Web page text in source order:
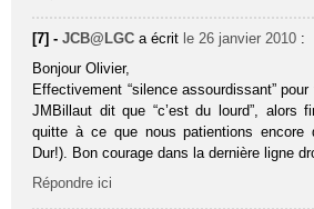
[7] -JCB@LGC a écrit le 26 janvier 2010 :
Bonjour Olivier,
Effectivement “silence assourdissant”
JMBillaut dit que “c’est du lourd”, alors
quitte à ce que nous patientions encore
Dur!). Bon courage dans la dernière ligne
Répondre ici